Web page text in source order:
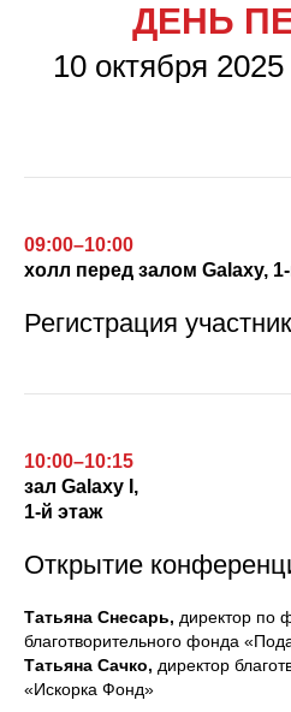
ДЕНЬ
10 октября
09:00–10:00
холл перед залом Galaxy,
Регистрация
10:00–10:15
зал Galaxy I,
1-й этаж
Открытие
Татьяна Снесарь, директор по
благотворительного фонда
Татьяна Сачко, директор
«Искорка Фонд»